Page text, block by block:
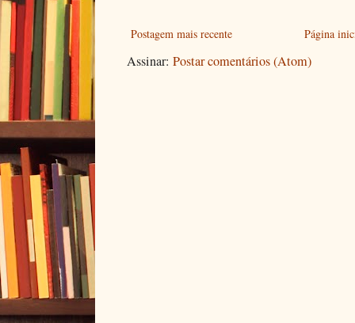
Postagem mais recente Página
Assinar: Postar comentários (Atom)